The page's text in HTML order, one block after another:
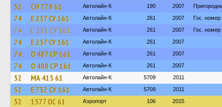
52 СН 779 61 Автолайн-К 190 2007
74 Е 257 СУ 161 Автолайн-К 261 2007 Гос. номер
74 Е 251 СУ 161 Автолайн-К 261 2007 Гос. номер
74 Е 257 СУ 161 Автолайн-К 261 2007
74 О 487 СР 161 Автолайн-К 261 2007
74 О 488 СР 161 Автолайн-К 261 2007
52 МА 415 61 Автолайн-К 5709 2011
52 Е 732 СУ 161 Автолайн-К 5709 2011
52 1577 ОС 61 Аэропорт 106 2015